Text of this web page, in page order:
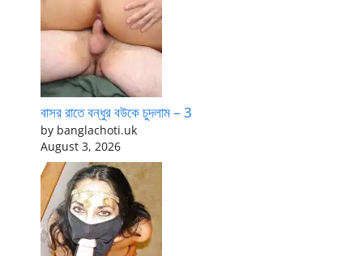
বাসর রাতে বন্ধুর বউকে চুদলাম – 3
by banglachoti.uk
August 3, 2026